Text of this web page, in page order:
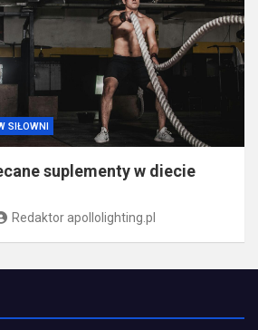
SIŁOWNI
suplementy w diecie
Redaktor apollolighting.pl